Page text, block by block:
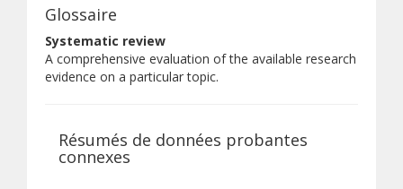
Glossaire
Systematic review
A comprehensive evaluation of the available research
evidence on a particular topic.
Résumés de données probantes
connexes